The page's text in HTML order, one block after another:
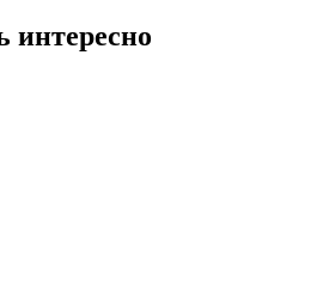
интересно